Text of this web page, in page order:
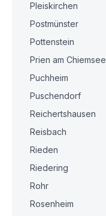
Pleiskirchen
Postmünster
Pottenstein
Prien am Chiemsee
Puchheim
Puschendorf
Reichertshausen
Reisbach
Rieden
Riedering
Rohr
Rosenheim